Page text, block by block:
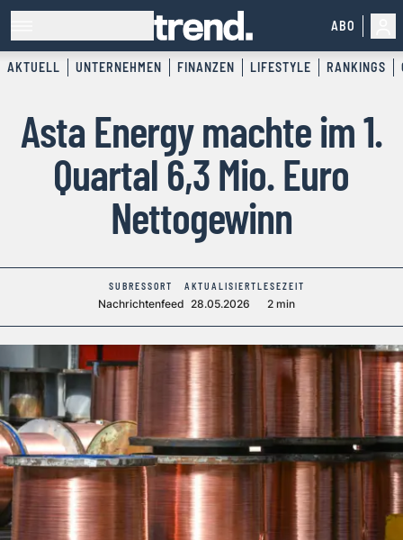
ABO
AKTUELL UNTERNEHMEN FINANZEN LIFESTYLE RANKINGS
Asta Energy machte im 1.
Quartal 6,3 Mio. Euro
Nettogewinn
SUBRESSORT
Nachrichtenfeed
AKTUALISIERT
28.05.2026
LESEZEIT
2 min